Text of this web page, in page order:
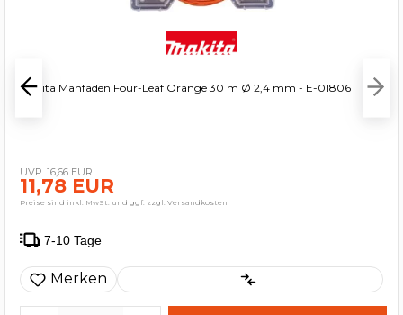
Makita Mähfaden Four-Leaf Orange 30 m Ø 2,4 mm - E-01806
16,66 EUR
11,78 EUR
Preise sind inkl. MwSt. und ggf. zzgl. Versandkosten
7-10 Tage
Merken